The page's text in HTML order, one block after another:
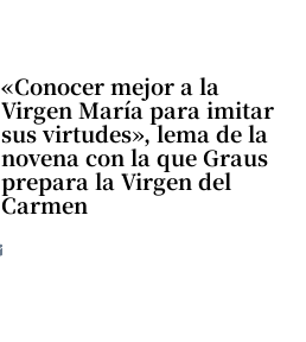
«Conocer mejor a la
Virgen María para imitar
sus virtudes», lema de la
novena con la que Graus
prepara la Virgen del
Carmen